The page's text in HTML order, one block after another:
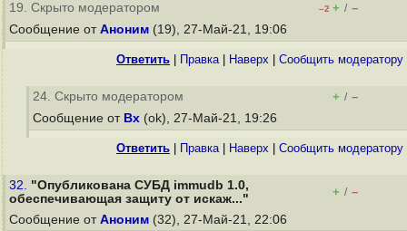
19. Скрыто модератором –2 + / –
Сообщение от Аноним (19), 27-Май-21, 19:06
Ответить Правка| Наверх Cообщить модератору
24. Скрыто модератором + / –
Сообщение от Bx (ok), 27-Май-21, 19:26
Ответить Правка| Наверх Cообщить модератору
32. "Опубликована СУБД immudb 1.0,
обеспечивающая защиту от искаж..."
+ / –
Сообщение от Аноним (32), 27-Май-21, 22:06